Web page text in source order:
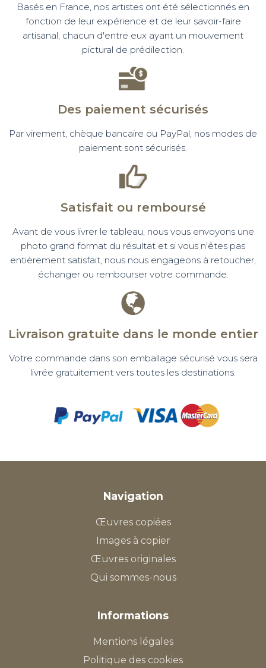
Basés en France, nos artistes ont été sélectionnés en
fonction de leur expérience et de leur savoir-faire
artisanal, chacun d'entre eux ayant un mouvement
pictural de prédilection.
Des paiement sécurisés
Par virement, chèque bancaire ou PayPal, nos modes de
paiement sont sécurisés.
Satisfait ou remboursé
Avant de vous livrer le tableau, nous vous envoyons une
photo grand format du résultat et si vous n'êtes pas
entièrement satisfait, nous nous engageons à retoucher,
échanger ou rembourser votre commande.
Livraison gratuite dans le monde entier
Votre commande dans son emballage sécurisé vous sera
livrée gratuitement vers toutes les destinations.
Navigation
Œuvres copiées
Images à copier
Œuvres originales
Qui sommes-nous
Informations
Mentions légales
Politique des cookies